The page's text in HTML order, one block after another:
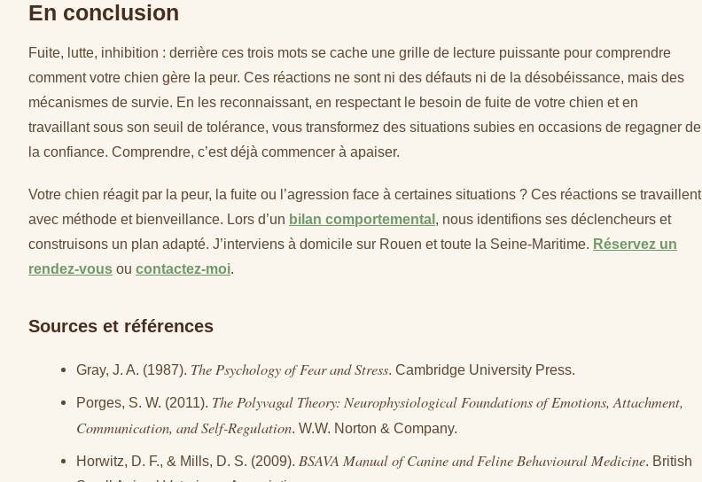
En conclusion
Fuite, lutte, inhibition : derrière ces trois mots se cache une grille de lecture puissante pour comprendre
comment votre chien gère la peur. Ces réactions ne sont ni des défauts ni de la désobéissance, mais des
mécanismes de survie. En les reconnaissant, en respectant le besoin de fuite de votre chien et en
travaillant sous son seuil de tolérance, vous transformez des situations subies en occasions de regagner de
la confiance. Comprendre, c’est déjà commencer à apaiser.
Votre chien réagit par la peur, la fuite ou l’agression face à certaines situations ? Ces réactions se travaillent
avec méthode et bienveillance. Lors d’un bilan comportemental, nous identifions ses déclencheurs et
construisons un plan adapté. J’interviens à domicile sur Rouen et toute la Seine-Maritime. Réservez un
rendez-vous ou contactez-moi.
Sources et références
Gray, J. A. (1987). The Psychology of Fear and Stress. Cambridge University Press.
Porges, S. W. (2011). The Polyvagal Theory: Neurophysiological Foundations of Emotions, Attachment,
Communication, and Self-Regulation. W.W. Norton & Company.
Horwitz, D. F., & Mills, D. S. (2009). BSAVA Manual of Canine and Feline Behavioural Medicine. British